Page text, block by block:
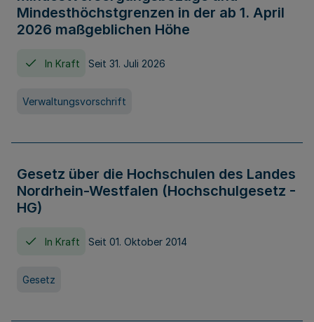
Mindesthöchstgrenzen in der ab 1. April
2026 maßgeblichen Höhe
In Kraft Seit 31. Juli 2026
Verwaltungsvorschrift
Gesetz über die Hochschulen des Landes
Nordrhein-Westfalen (Hochschulgesetz -
HG)
In Kraft Seit 01. Oktober 2014
Gesetz